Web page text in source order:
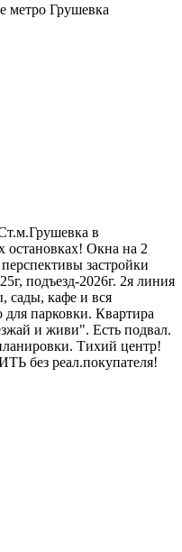
метро Грушевка
в
остановках! Окна на 2
застройки
подъезд-2026г. 2я линия
сады, кафе и вся
для парковки. Квартира
и живи". Есть подвал.
Тихий центр!
без реал.покупателя!